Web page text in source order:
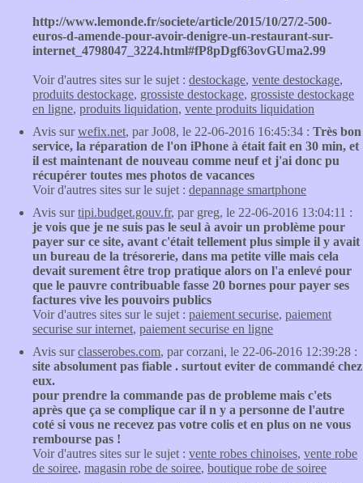
http://www.lemonde.fr/societe/article/2015/10/27/2-500-
euros-d-amende-pour-avoir-denigre-un-restaurant-sur-
internet_4798047_3224.html#fP8pDgf63ovGUma2.99
Voir d'autres sites sur le sujet : destockage, vente destockage,
produits destockage, grossiste destockage, grossiste destockage
en ligne, produits liquidation, vente produits liquidation
Avis surwefix.net, par Jo08, le 22-06-2016 16:45:34 : Très bon
service, la réparation de l'on iPhone à était fait en 30 min, et
il est maintenant de nouveau comme neuf et j'ai donc pu
récupérer toutes mes photos de vacances
Voir d'autres sites sur le sujet : depannage smartphone
Avis surtipi.budget.gouv.fr, par greg, le 22-06-2016 13:04:11 :
je vois que je ne suis pas le seul à avoir un problème pour
payer sur ce site, avant c'était tellement plus simple il y avait
un bureau de la trésorerie, dans ma petite ville mais cela
devait surement être trop pratique alors on l'a enlevé pour
que le pauvre contribuable fasse 20 bornes pour payer ses
factures vive les pouvoirs publics
Voir d'autres sites sur le sujet : paiement securise, paiement
securise sur internet, paiement securise en ligne
Avis surclasserobes.com, par corzani, le 22-06-2016 12:39:28 :
site absolument pas fiable . surtout eviter de commandé chez
eux.
pour prendre la commande pas de probleme mais c'ets
après que ça se complique car il n y a personne de l'autre
coté si vous ne recevez pas votre colis et en plus on ne vous
rembourse pas !
Voir d'autres sites sur le sujet : vente robes chinoises, vente robe
de soiree, magasin robe de soiree, boutique robe de soiree